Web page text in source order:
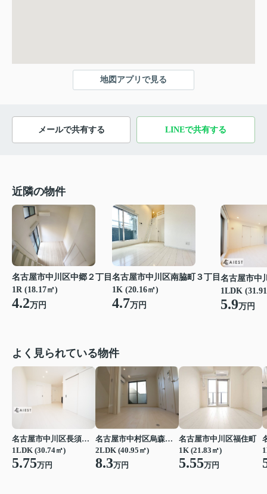
地図アプリで見る
メールで共有する LINEで共有する
近隣の物件
名古屋市中川区中郷２丁目
1R (18.17㎡)
4.2万円
名古屋市中川区南脇町３丁目
1K (20.16㎡)
4.7万円
名古屋市中
1LDK
5.9万円
よく見られている物件
名古屋市中川区長須賀３丁目
1LDK (30.74㎡)
5.75万円
名古屋市中村区烏森町４丁目
2LDK (40.95㎡)
8.3万円
名古屋市中川区福住町
1K (21.83㎡)
5.55万円